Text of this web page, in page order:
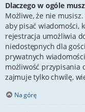
Dlaczego w ogóle
Możliwe, że nie
aby pisać wiadomości,
rejestracja umożliwia
niedostępnych dla
prywatnych
możliwość przypisania
zajmuje tylko chwilę,
Na górę